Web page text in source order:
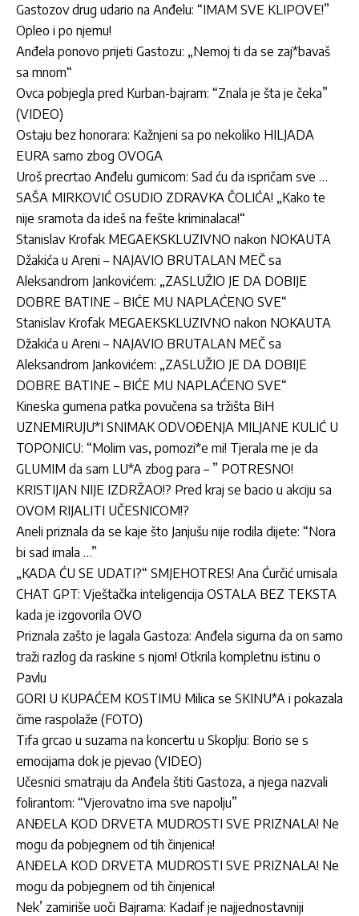
Gastozov drug udario na Anđelu: “IMAM SVE KLIPOVE!”
Opleo i po njemu!
Anđela ponovo prijeti Gastozu: „Nemoj ti da se zaj*bavaš
sa mnom“
Ovca pobjegla pred Kurban-bajram: “Znala je šta je čeka”
(VIDEO)
Ostaju bez honorara: Kažnjeni sa po nekoliko HILJADA
EURA samo zbog OVOGA
Uroš precrtao Anđelu gumicom: Sad ću da ispričam sve …
SAŠA MIRKOVIĆ OSUDIO ZDRAVKA ČOLIĆA! „Kako te
nije sramota da ideš na fešte kriminalaca!“
Stanislav Krofak MEGAEKSKLUZIVNO nakon NOKAUTA
Džakića u Areni – NAJAVIO BRUTALAN MEČ sa
Aleksandrom Jankovićem: „ZASLUŽIO JE DA DOBIJE
DOBRE BATINE – BIĆE MU NAPLAĆENO SVE“
Stanislav Krofak MEGAEKSKLUZIVNO nakon NOKAUTA
Džakića u Areni – NAJAVIO BRUTALAN MEČ sa
Aleksandrom Jankovićem: „ZASLUŽIO JE DA DOBIJE
DOBRE BATINE – BIĆE MU NAPLAĆENO SVE“
Kineska gumena patka povučena sa tržišta BiH
UZNEMIRUJU*I SNIMAK ODVOĐENJA MILJANE KULIĆ U
TOPONICU: “Molim vas, pomozi*e mi! Tjerala me je da
GLUMIM da sam LU*A zbog para – ” POTRESNO!
KRISTIJAN NIJE IZDRŽAO!? Pred kraj se bacio u akciju sa
OVOM RIJALITI UČESNICOM!?
Aneli priznala da se kaje što Janjušu nije rodila dijete: “Nora
bi sad imala …”
„KADA ĆU SE UDATI?“ SMJEHOTRES! Ana Ćurčić urnisala
CHAT GPT: Vještačka inteligencija OSTALA BEZ TEKSTA
kada je izgovorila OVO
Priznala zašto je lagala Gastoza: Anđela sigurna da on samo
traži razlog da raskine s njom! Otkrila kompletnu istinu o
Pavlu
GORI U KUPAĆEM KOSTIMU Milica se SKINU*A i pokazala
čime raspolaže (FOTO)
Tifa grcao u suzama na koncertu u Skoplju: Borio se s
emocijama dok je pjevao (VIDEO)
Učesnici smatraju da Anđela štiti Gastoza, a njega nazvali
folirantom: “Vjerovatno ima sve napolju”
ANĐELA KOD DRVETA MUDROSTI SVE PRIZNALA! Ne
mogu da pobjegnem od tih činjenica!
ANĐELA KOD DRVETA MUDROSTI SVE PRIZNALA! Ne
mogu da pobjegnem od tih činjenica!
Nek’ zamiriše uoči Bajrama: Kadaif je najjednostavniji